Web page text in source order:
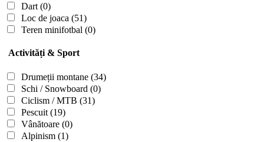
Dart (0)
Loc de joaca (51)
Teren minifotbal (0)
Activități & Sport
Drumeții montane (34)
Schi / Snowboard (0)
Ciclism / MTB (31)
Pescuit(19)
Vânătoare (0)
Alpinism (1)